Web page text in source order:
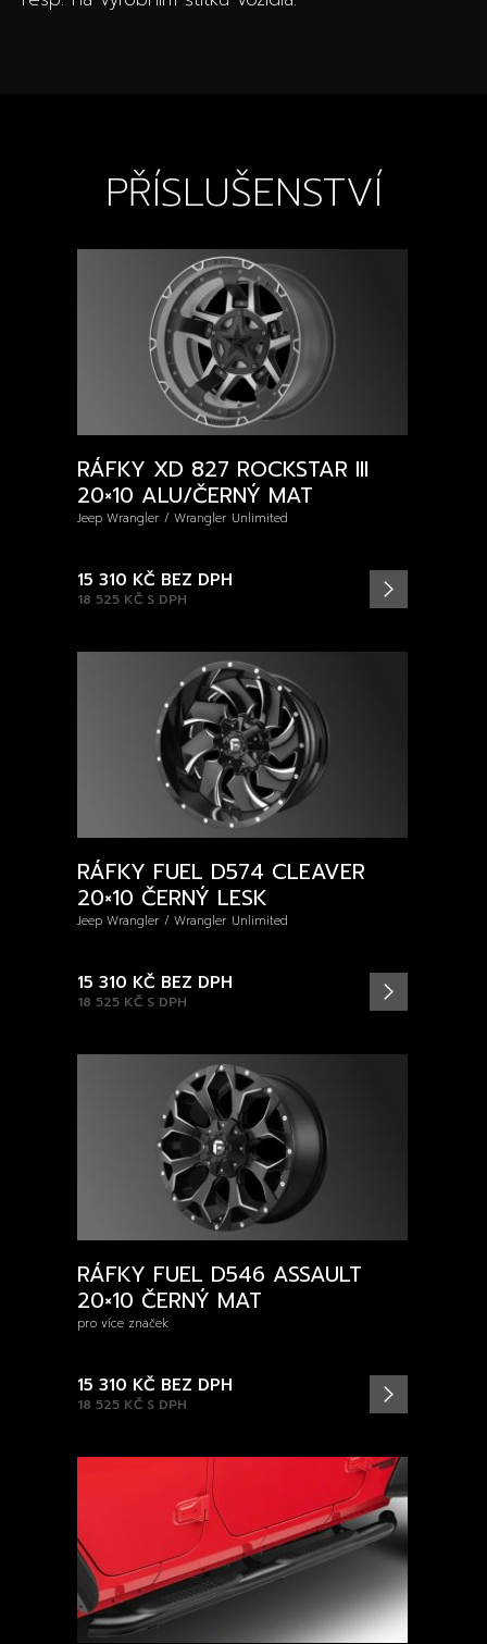
PŘÍSLUŠENSTVÍ
RÁFKY XD 827 ROCKSTAR III
20×10 ALU/ČERNÝ MAT
Jeep Wrangler / Wrangler Unlimited
18 525 KČ S DPH
15 310 KČ BEZ DPH
RÁFKY FUEL D574 CLEAVER
20×10 ČERNÝ LESK
Jeep Wrangler / Wrangler Unlimited
18 525 KČ S DPH
15 310 KČ BEZ DPH
RÁFKY FUEL D546 ASSAULT
20×10 ČERNÝ MAT
pro více značek
18 525 KČ S DPH
15 310 KČ BEZ DPH